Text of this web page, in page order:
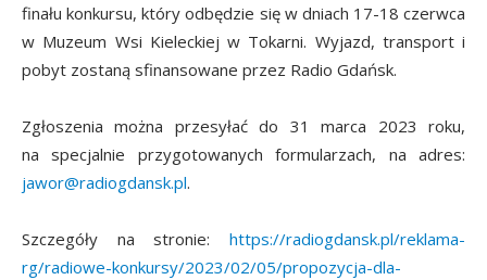
finału konkursu, który odbędzie się w dniach 17-18 czerwca
w Muzeum Wsi Kieleckiej w Tokarni. Wyjazd, transport i
pobyt zostaną sfinansowane przez Radio Gdańsk.
Zgłoszenia można przesyłać do 31 marca 2023 roku,
na specjalnie przygotowanych formularzach, na adres:
jawor@radiogdansk.pl.
Szczegóły na stronie: https://radiogdansk.pl/reklama-
rg/radiowe-konkursy/2023/02/05/propozycja-dla-